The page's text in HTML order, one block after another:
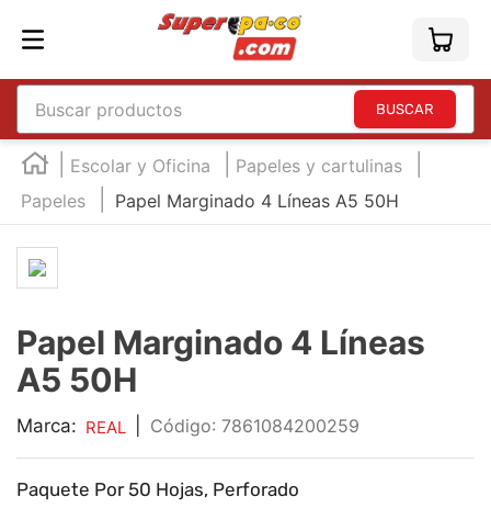
Buscar productos
Escolar y Oficina
Papeles y cartulinas
Papeles
Papel Marginado 4 Líneas A5 50H
Papel Marginado 4 Líneas
A5 50H
Marca: REAL : 7861084200259
Paquete Por 50 Hojas, Perforado
TÉRMINOS MÁS BUSCADOS
england
2.
marcador e300
3
5.
mouse
6.
audifonos
7.
marcadores
8.
teclado
9.
impresora